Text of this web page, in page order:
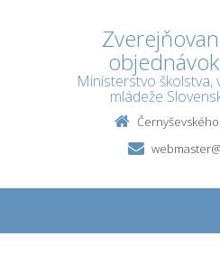
Ministerstvo školstva,
mládeže